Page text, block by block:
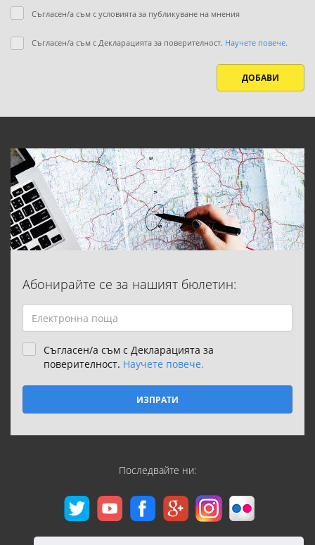
Съгласен/а съм с условията за публикуване на мнения
Съгласен/а съм с Декларацията за поверителност. Научете повече.
ДОБАВИ
Абонирайте се за нашият бюлетин:
Съгласен/а съм с Декларацията за
поверителност. Научете повече.
ИЗПРАТИ
Последвайте ни: